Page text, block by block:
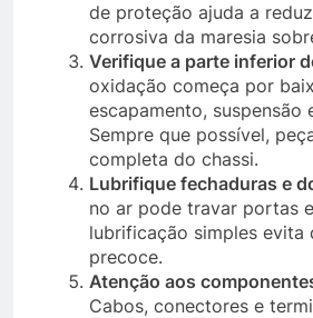
de proteção ajuda a
corrosiva da maresia
Verifique a parte inferior
oxidação começa por
escapamento, suspensão
Sempre que possível,
completa do chassi.
Lubrifique fechaduras e
no ar pode travar portas
lubrificação simples evita
precoce.
Atenção aos
Cabos, conectores e